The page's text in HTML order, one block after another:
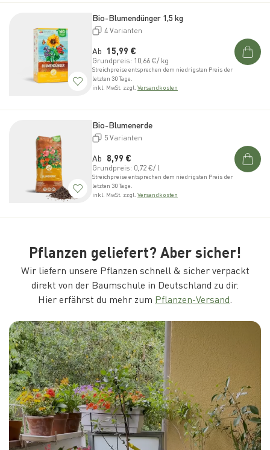
Bio-Blumendünger 1,5 kg
4 Varianten
Ab Normaler Preis
15,99 €
Grundpreis: 10,66 €/ kg
Streichpreise entsprechen dem niedrigsten Preis der
letzten 30 Tage.
inkl. MwSt. zzgl. Versandkosten
Bio-Blumenerde
5 Varianten
Ab Normaler Preis
8,99 €
Grundpreis: 0,72 €/ l
Streichpreise entsprechen dem niedrigsten Preis der
letzten 30 Tage.
inkl. MwSt. zzgl. Versandkosten
Pflanzen geliefert? Aber sicher!
Wir liefern unsere Pflanzen schnell & sicher verpackt
direkt von der Baumschule in Deutschland zu dir.
Hier erfährst du mehr zum Pflanzen-Versand